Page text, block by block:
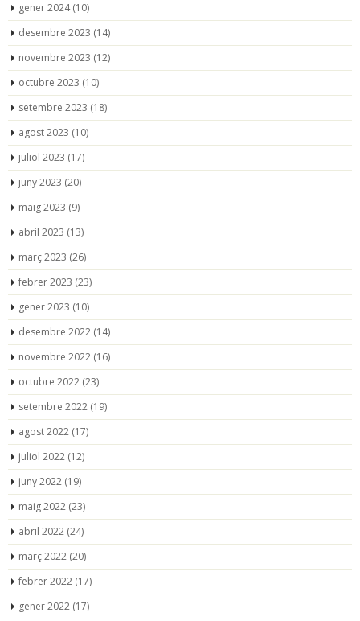
gener 2024(10)
desembre 2023 (14)
novembre 2023 (12)
octubre 2023 (10)
setembre 2023 (18)
agost 2023 (10)
juliol 2023 (17)
juny 2023 (20)
maig 2023 (9)
abril 2023 (13)
març 2023 (26)
febrer 2023 (23)
gener 2023 (10)
desembre 2022 (14)
novembre 2022 (16)
octubre 2022 (23)
setembre 2022 (19)
agost 2022 (17)
juliol 2022 (12)
juny 2022 (19)
maig 2022 (23)
abril 2022 (24)
març 2022 (20)
febrer 2022 (17)
gener 2022 (17)